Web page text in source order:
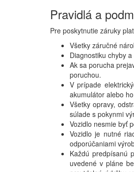
Pravidlá a
Pre poskytnutie záruky
Všetky záručné
Diagnostiku chyby
Ak sa porucha
poruchou.
V prípade
akumulátor alebo
Všetky opravy,
súlade s pokynmi
Vozidlo nesmie byť
Vozidlo je nutné
odporúčaniami
Každú predpísanú
uvedené v pláne